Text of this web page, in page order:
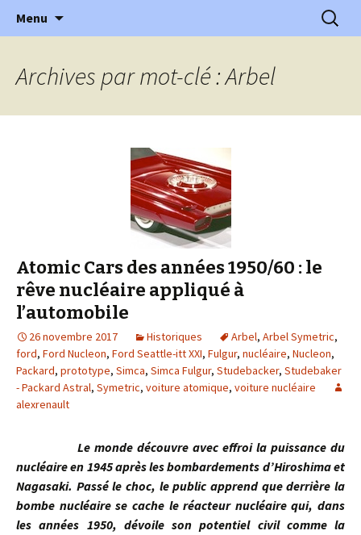
l'Automobile Ancienne
l'automobile ancienne : articles, historiques
…
Menu
Archives par mot-clé : Arbel
Atomic Cars des années 1950/60 : le
rêve nucléaire appliqué à
l’automobile
26 novembre 2017 Historiques Arbel, Arbel Symetric,
ford, Ford Nucleon, Ford Seattle-itt XXI, Fulgur, nucléaire, Nucleon,
Packard, prototype, Simca, Simca Fulgur, Studebacker, Studebaker
- Packard Astral, Symetric, voiture atomique, voiture nucléaire
alexrenault
Le monde découvre avec effroi la puissance du
nucléaire en 1945 après les bombardements d’Hiroshima et
Nagasaki. Passé le choc, le public apprend que derrière la
bombe nucléaire se cache le réacteur nucléaire qui, dans
les années 1950, dévoile son potentiel civil comme la